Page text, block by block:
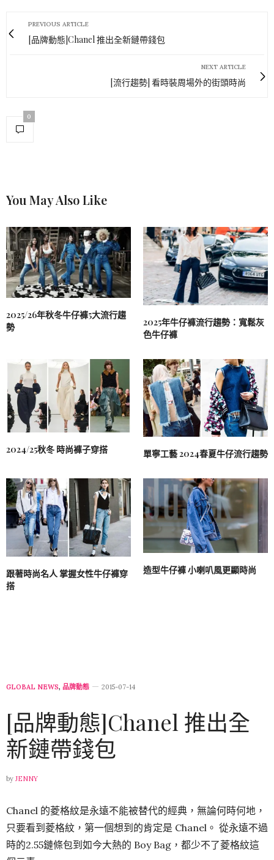
PREVIOUS ARTICLE
[品牌動態]Chanel 推出全新鏈帶錢包
NEXT ARTICLE
[流行趨勢] 看時裝周場外的街頭時尚
0
You May Also Like
2025/26年秋冬牛仔褲5大流行趨
勢
2025年牛仔褲流行趨勢：寬鬆灰
色牛仔褲
2024/25秋冬 時尚褲子穿搭 單寧工藝 2024春夏牛仔流行趨勢
跟著時尚名人 掌握女性牛仔褲穿
搭
造型牛仔褲 小喇叭風更顯時尚
GLOBAL NEWS, 品牌動態 2015-07-14
[品牌動態]Chanel 推出全
新鏈帶錢包
by JENNY
Chanel 的菱格紋是永遠不能被替代的經典，無論何時何地，
只要看到菱格紋，第一個想到的肯定是 Chanel。 從永遠不過
時的2.55鏈條包到如今大熱的 Boy Bag，都少不了菱格紋這